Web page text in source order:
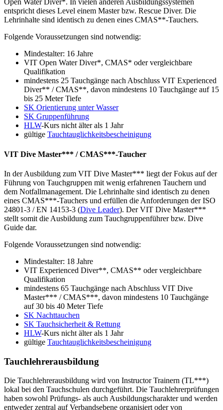
Open Water Diver*. In vielen anderen Ausbildungssystemen
entspricht dieses Level einem Master bzw. Rescue Diver. Die
Lehrinhalte sind identisch zu denen eines CMAS**-Tauchers.
Folgende Voraussetzungen sind notwendig:
Mindestalter: 16 Jahre
VIT Open Water Diver*, CMAS* oder vergleichbare
Qualifikation
mindestens 25 Tauchgänge nach Abschluss VIT Experienced
Diver** / CMAS**, davon mindestens 10 Tauchgänge auf 15
bis 25 Meter Tiefe
SK Orientierung unter Wasser
SK Gruppenführung
HLW-Kurs nicht älter als 1 Jahr
gültige Tauchtauglichkeitsbescheinigung
VIT Dive Master*** / CMAS***-Taucher
In der Ausbildung zum VIT Dive Master*** liegt der Fokus auf der
Führung von Tauchgruppen mit wenig erfahrenen Tauchern und
dem Notfallmanagement. Die Lehrinhalte sind identisch zu denen
eines CMAS***-Tauchers und erfüllen die Anforderungen der ISO
24801-3 / EN 14153-3 (Dive Leader). Der VIT Dive Master***
stellt somit die Ausbildung zum Tauchgruppenführer bzw. Dive
Guide dar.
Folgende Voraussetzungen sind notwendig:
Mindestalter: 18 Jahre
VIT Experienced Diver**, CMAS** oder vergleichbare
Qualifikation
mindestens 65 Tauchgänge nach Abschluss VIT Dive
Master*** / CMAS***, davon mindestens 10 Tauchgänge
auf 30 bis 40 Meter Tiefe
SK Nachttauchen
SK Tauchsicherheit & Rettung
HLW-Kurs nicht älter als 1 Jahr
gültige Tauchtauglichkeitsbescheinigung
Tauchlehrerausbildung
Die Tauchlehrerausbildung wird von Instructor Trainern (TL***)
lokal bei den Tauchschulen durchgeführt. Die Tauchlehrerprüfungen
haben sowohl Prüfungs- als auch Ausbildungscharakter und werden
entweder zentral auf Verbandsebene organisiert oder von